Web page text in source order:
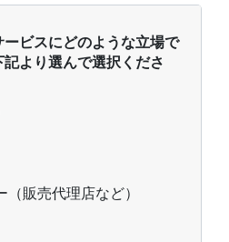
ビスにどのような立場で
より選んで選択くださ
販売代理店など）